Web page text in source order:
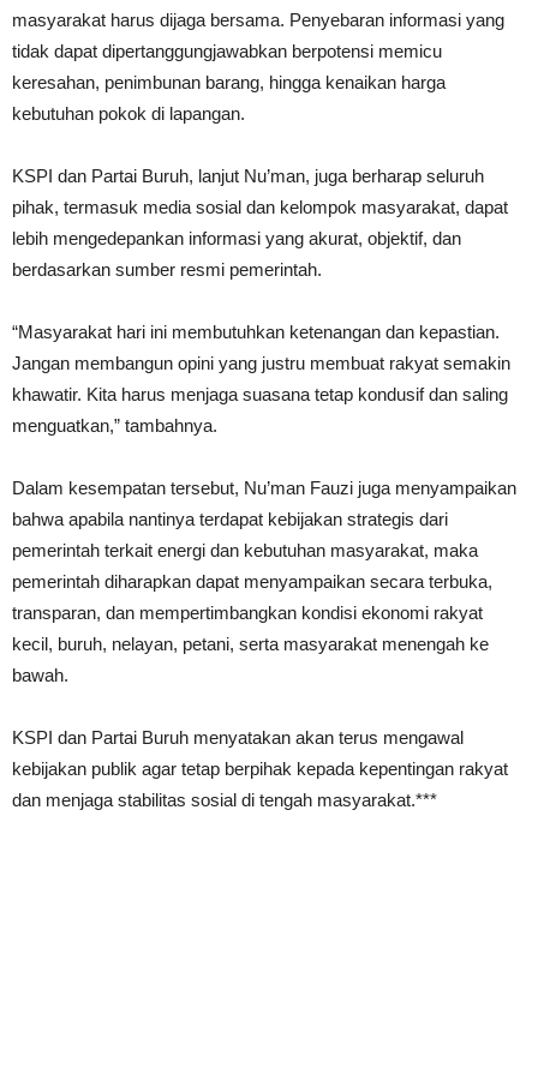
masyarakat harus dijaga bersama. Penyebaran informasi yang
tidak dapat dipertanggungjawabkan berpotensi memicu
keresahan, penimbunan barang, hingga kenaikan harga
kebutuhan pokok di lapangan.
KSPI dan Partai Buruh, lanjut Nu’man, juga berharap seluruh
pihak, termasuk media sosial dan kelompok masyarakat, dapat
lebih mengedepankan informasi yang akurat, objektif, dan
berdasarkan sumber resmi pemerintah.
“Masyarakat hari ini membutuhkan ketenangan dan kepastian.
Jangan membangun opini yang justru membuat rakyat semakin
khawatir. Kita harus menjaga suasana tetap kondusif dan saling
menguatkan,” tambahnya.
Dalam kesempatan tersebut, Nu’man Fauzi juga menyampaikan
bahwa apabila nantinya terdapat kebijakan strategis dari
pemerintah terkait energi dan kebutuhan masyarakat, maka
pemerintah diharapkan dapat menyampaikan secara terbuka,
transparan, dan mempertimbangkan kondisi ekonomi rakyat
kecil, buruh, nelayan, petani, serta masyarakat menengah ke
bawah.
KSPI dan Partai Buruh menyatakan akan terus mengawal
kebijakan publik agar tetap berpihak kepada kepentingan rakyat
dan menjaga stabilitas sosial di tengah masyarakat.***